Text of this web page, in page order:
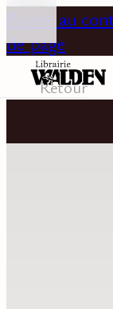
Passer au
de page
Retour